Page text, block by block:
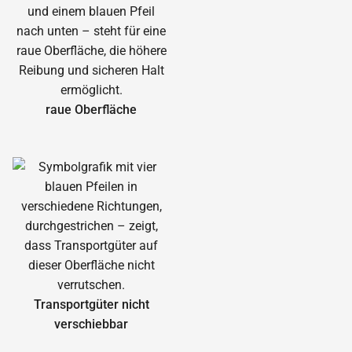
raue Oberfläche
Transportgüter nicht
verschiebbar